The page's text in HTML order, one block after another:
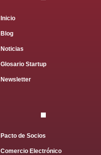
Inicio
Blog
Noticias
Glosario Startup
Newsletter
Pacto de Socios
Comercio Electrónico